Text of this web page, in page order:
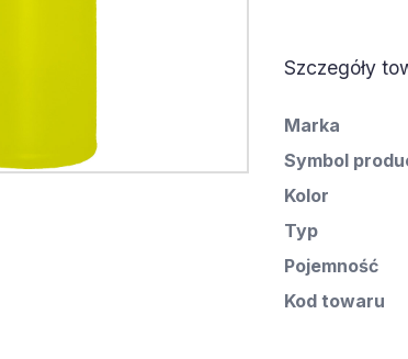
Szczegóły
Marka
Symbol
Kolor
Typ
Pojemność
Kod towaru